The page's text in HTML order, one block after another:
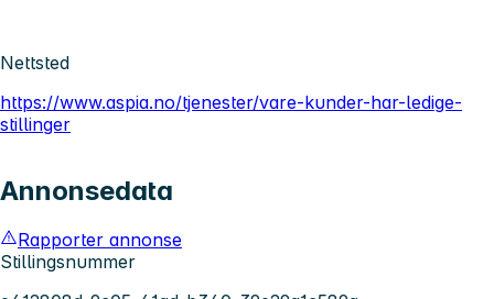
Nettsted
https://www.aspia.no/tjenester/vare-kunder-har-ledige-
stillinger
Annonsedata
Rapporter annonse
Stillingsnummer